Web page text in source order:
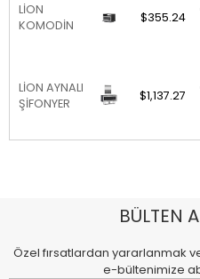
LİON
KOMODİN
$355.24
LİON AYNALI
ŞİFONYER
$1,137.27
BÜLTEN
Özel fırsatlardan yararlanmak
e-bültenimize